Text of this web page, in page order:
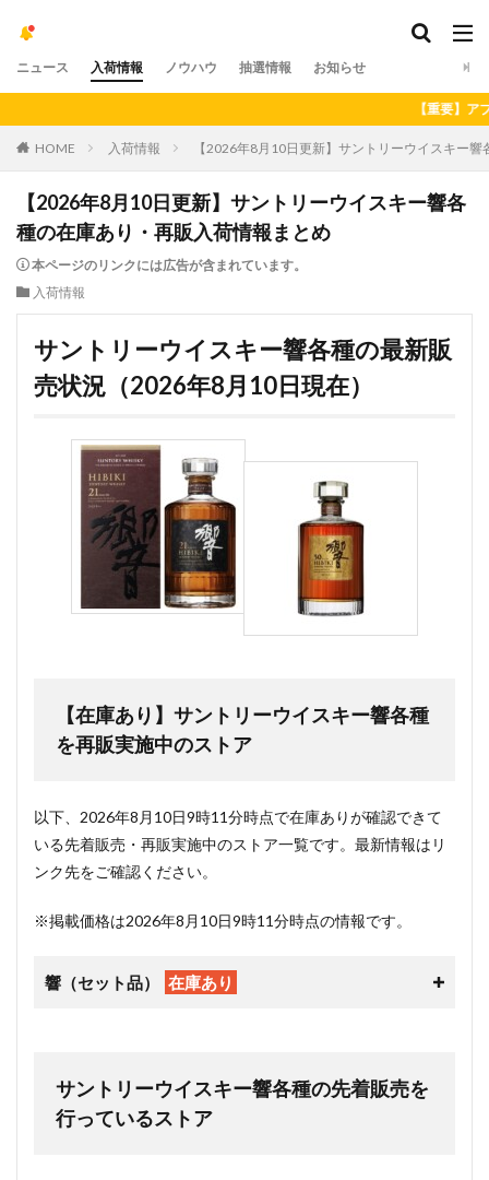
ニュース 入荷情報 ノウハウ 抽選情報 お知らせ
【重要】アプリの最新バージョンへの
HOME 入荷情報 【2026年8月10日更新】サントリーウイスキー
【2026年8月10日更新】サントリーウイスキー響各
種の在庫あり・再販入荷情報まとめ
本ページのリンクには広告が含まれています。
入荷情報
サントリーウイスキー響各種の最新販
売状況（2026年8月10日現在）
【在庫あり】サントリーウイスキー響各種
を再販実施中のストア
以下、2026年8月10日9時11分時点で在庫ありが確認できて
いる先着販売・再販実施中のストア一覧です。最新情報はリ
ンク先をご確認ください。
※掲載価格は2026年8月10日9時11分時点の情報です。
響（セット品） 在庫あり
サントリーウイスキー響各種の先着販売を
行っているストア